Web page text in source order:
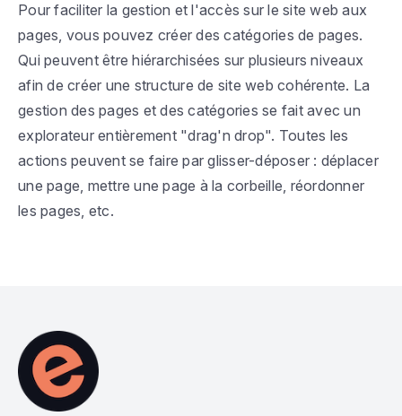
Pour faciliter la gestion et l'accès sur le site web aux
pages, vous pouvez créer des catégories de pages.
Qui peuvent être hiérarchisées sur plusieurs niveaux
afin de créer une structure de site web cohérente. La
gestion des pages et des catégories se fait avec un
explorateur entièrement "drag'n drop". Toutes les
actions peuvent se faire par glisser-déposer : déplacer
une page, mettre une page à la corbeille, réordonner
les pages, etc.